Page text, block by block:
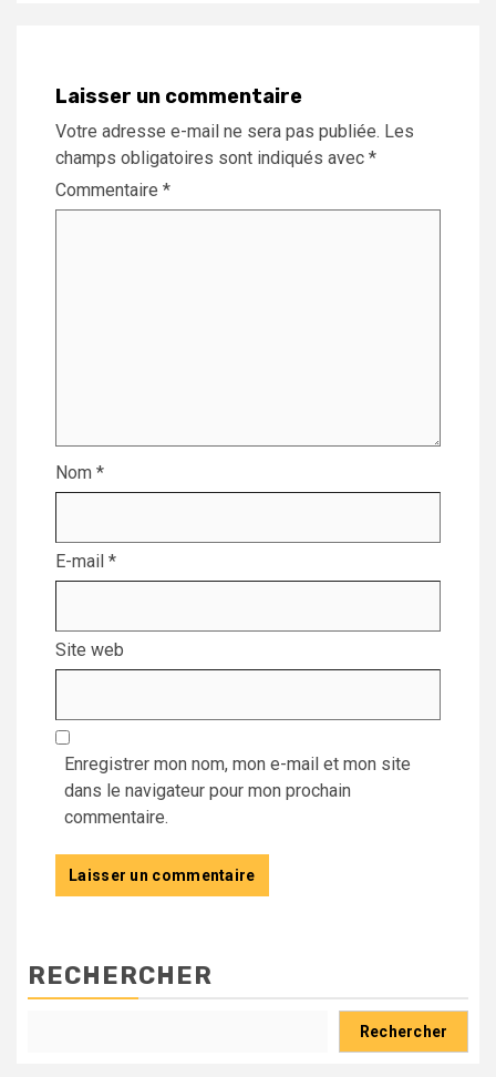
Laisser un commentaire
Votre adresse e-mail ne sera pas publiée. Les
champs obligatoires sont indiqués avec *
Commentaire *
Nom *
E-mail *
Site web
Enregistrer mon nom, mon e-mail et mon site
dans le navigateur pour mon prochain
commentaire.
RECHERCHER
Rechercher